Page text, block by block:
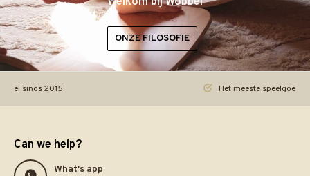
ONZE FILOSOFIE
sinds 2015. Het meeste speelgoed
Can we help?
What's app